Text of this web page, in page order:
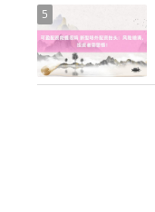
5